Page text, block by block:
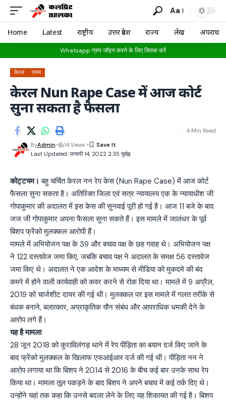
Aa
Home Latest राष्ट्रीय उत्तर प्रदेश राज्य लेख अपराध
Whatsapp ग्रुप जॉइन करने के लिए क्लिक करें
केरल राज्य
केरल Nun Rape Case में आज कोर्ट
सुना सकता है फैसला
Last Updated: जनवरी 14, 2022 2:35 पूर्वाह्न
ByAdmin 14 Views
4 Min Read
कोट्टयम। बहु चर्चित केरल नन रेप केस (Nun Rape Case) में आज कोर्ट
फैसला सुना सकता है। अतिरिक्त जिला एवं सत्र न्यायालय एक के न्यायाधीश जी
गोपाकुमार की अदालत में इस केस की सुनवाई पूरी हो गई है। आज 11 बजे के बाद
जज जी गोपाकुमार अपना फैसला सुना सकते हैं। इस मामले में जालंधर के पूर्व
बिशप फ्रेंको मुलक्कल आरोपी हैं।
मामले में अभियोजन पक्ष के 39 और बचाव पक्ष के छह गवाह थे। अभियोजन पक्ष
ने 122 दस्तावेज जमा किए, जबकि बचाव पक्ष ने अदालत के समक्ष 56 दस्तावेज
जमा किए थे। अदालत ने एक आदेश के माध्यम से मीडिया को मुकदमे की बंद
कमरे में होने वाली कार्यवाही को कवर करने से रोक दिया था। मामले में 9 अप्रैल,
2019 को चार्जशीट दायर की गई थी। मुलक्कल पर इस मामले में गलत तरीके से
बंधक बनाने, बलात्कार, अप्राकृतिक यौन संबंध और आपराधिक धमकी देने के
आरोप लगे हैं।
यह है मामला
28 जून 2018 को कुराविलंगड़ थाने में रेप पीड़िता का बयान दर्ज किए जाने के
बाद फ्रेंको मुलक्कल के खिलाफ एफआईआर दर्ज की गई थी। पीड़िता नन ने
आरोप लगाया था कि बिशप ने 2014 से 2016 के बीच कई बार उनके साथ रेप
किया था। मामला तूल पकड़ने के बाद बिशप ने अपने बचाव में कई तर्क दिए थे।
उन्होंने यहां तक कहा कि उनसे बदला लेने के लिए यह शिकायत की गई है। बिशप